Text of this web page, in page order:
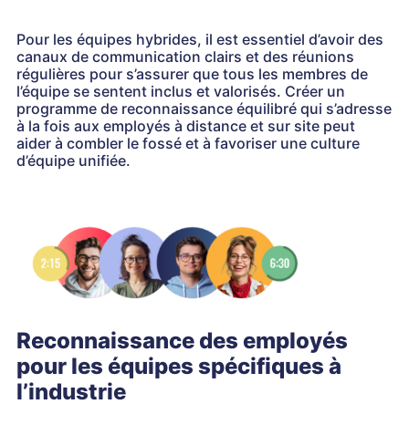
Pour les équipes hybrides, il est essentiel d’avoir des
canaux de communication clairs et des réunions
régulières pour s’assurer que tous les membres de
l’équipe se sentent inclus et valorisés. Créer un
programme de reconnaissance équilibré qui s’adresse
à la fois aux employés à distance et sur site peut
aider à combler le fossé et à favoriser une culture
d’équipe unifiée.
Reconnaissance des employés
pour les équipes spécifiques à
l’industrie